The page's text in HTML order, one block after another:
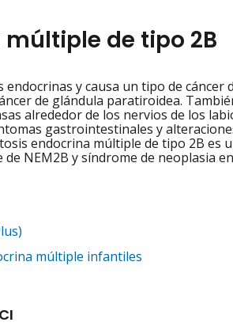
de tipo 2B
y causa un tipo de cáncer
de glándula paratiroidea.
alrededor de los nervios de los
gastrointestinales y
endocrina múltiple de tipo 2B es
NEM2B y síndrome de neoplasia
múltiple infantiles